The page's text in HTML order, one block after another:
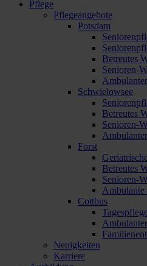
Pflege
Pflegeangebote
Potsdam
Betreutes
Senioren-
Schwielowsee
Betreutes
Senioren-
Forst
Betreutes
Senioren-
Cottbus
Neuigkeiten
Karriere